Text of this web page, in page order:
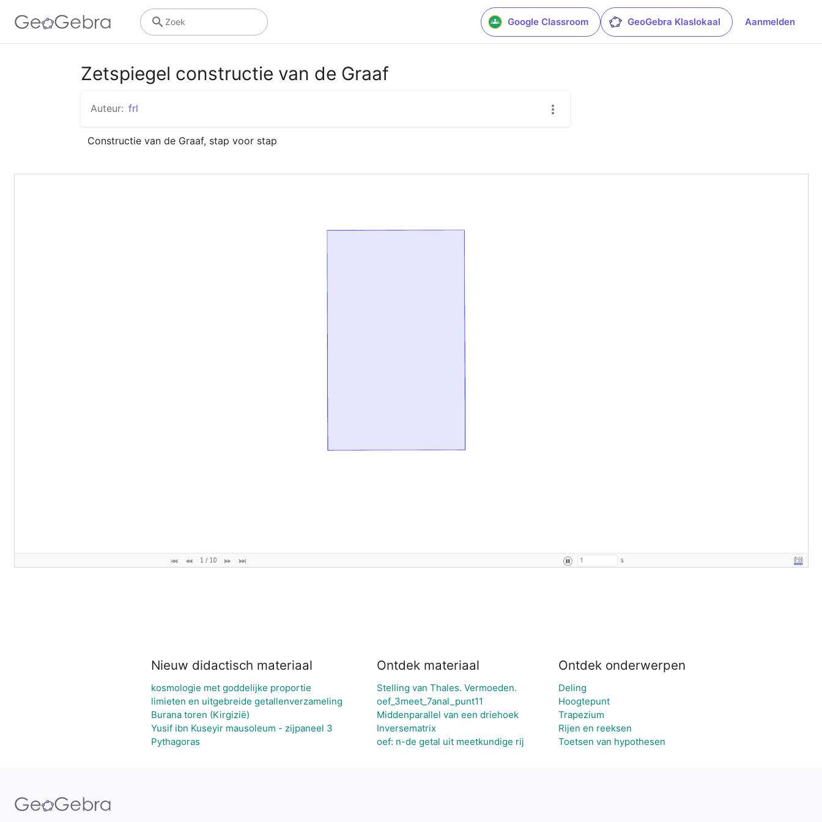
Google Classroom GeoGebra Klaslokaal Aanmelden
Zoek
Zetspiegel constructie van de Graaf
Auteur: frl
Constructie van de Graaf, stap voor stap
Nieuw didactisch materiaal
kosmologie met goddelijke proportie
limieten en uitgebreide getallenverzameling
Burana toren (Kirgizië)
Yusif ibn Kuseyir mausoleum - zijpaneel 3
Pythagoras
Ontdek materiaal
Stelling van Thales. Vermoeden.
oef_3meet_7anal_punt11
Middenparallel van een driehoek
Inversematrix
oef: n-de getal uit meetkundige rij
Ontdek onderwerpen
Deling
Hoogtepunt
Trapezium
Rijen en reeksen
Toetsen van hypothesen